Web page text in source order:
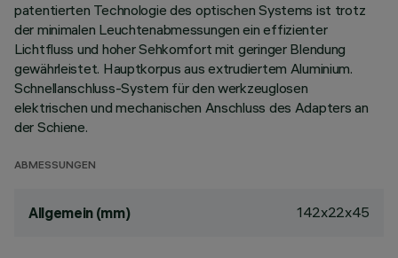
patentierten Technologie des optischen Systems ist trotz
der minimalen Leuchtenabmessungen ein effizienter
Lichtfluss und hoher Sehkomfort mit geringer Blendung
gewährleistet. Hauptkorpus aus extrudiertem Aluminium.
Schnellanschluss-System für den werkzeuglosen
elektrischen und mechanischen Anschluss des Adapters an
der Schiene.
ABMESSUNGEN
Allgemein (mm) 142x22x45